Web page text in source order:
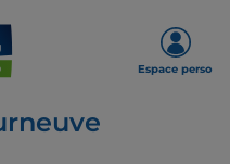
Espace perso